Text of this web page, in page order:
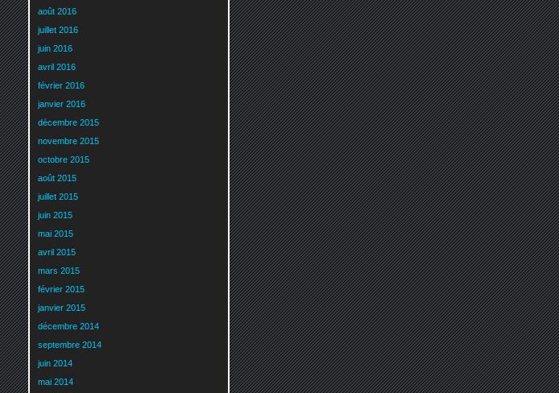
août 2016
juillet 2016
juin 2016
avril 2016
février 2016
janvier 2016
décembre 2015
novembre 2015
octobre 2015
août 2015
juillet 2015
juin 2015
mai 2015
avril 2015
mars 2015
février 2015
janvier 2015
décembre 2014
septembre 2014
juin 2014
mai 2014